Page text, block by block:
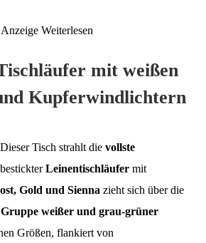
Anzeige Weiterlesen
mit weißen
Kupferwindlichtern
Tisch strahlt die vollste
Leinentischläufer mit
Gold und Sienna zieht sich über die
Gruppe weißer und grau-grüner
Größen, flankiert von